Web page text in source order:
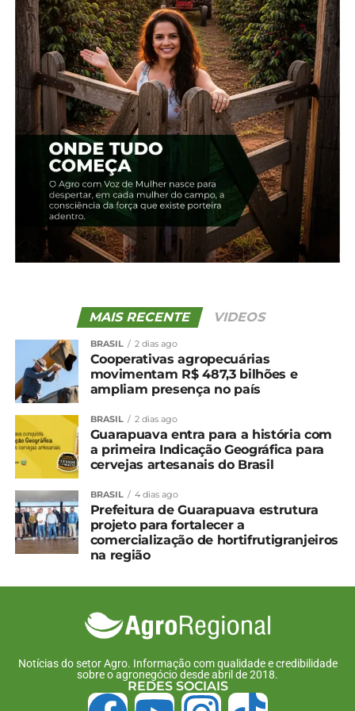
novo controlador.
Outro ativo é o Estudo de Viabilidade Técnica,
Econômica e Ambiental (EVTEA) da ampliação do
Terminal Multimodal no Oeste. Ele foi feito pela
Paraná Projetos e entregue à Ferroeste neste ano.
O estudo orienta uma modernização que
contempla pavimentação do pátio, sinalização,
iluminação, controle de acesso, construção de um
espaço público para caminhoneiros e melhorias
estruturais para atender as cooperativas e
produtores que exportam por Paranaguá.
*AEN-PR com edição
Facebook
Relacionado
Estado pede autorização
da Assembleia Legislativa
para desestatização da
Ferroeste
5 de agosto, 2024
Em "Paraná"
Privatização da Ferroeste
foi discutida em encontro
em Guarapuava
Em "Guarapuava"
Prefeitura de Guarapuava
realiza audiência pública
25 de setembro, 2025
Em "Guarapuava"
TÓPICOS RELACIONADOS: FERROESTE
GUARAPUAVA
PARANÁ
MAIS RECENTE VIDEOS
BRASIL 2 dias ago
Cooperativas agropecuárias
movimentam R$ 487,3 bilhões e
ampliam presença no país
BRASIL 2 dias ago
Guarapuava entra para a história com
a primeira Indicação Geográfica para
cervejas artesanais do Brasil
BRASIL 4 dias ago
Prefeitura de Guarapuava estrutura
projeto para fortalecer a
comercialização de hortifrutigranjeiros
na região
Notícias do setor Agro. Informação com qualidade e credibilidade
sobre o agronegócio desde abril de 2018.
REDES SOCIAIS